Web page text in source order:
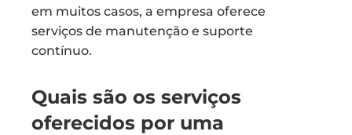
em muitos casos, a empresa oferece
serviços de manutenção e suporte
contínuo.
Quais são os serviços
oferecidos por uma